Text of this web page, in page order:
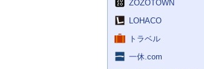
ZOZOTOWN
LOHACO
トラベル
一休.com